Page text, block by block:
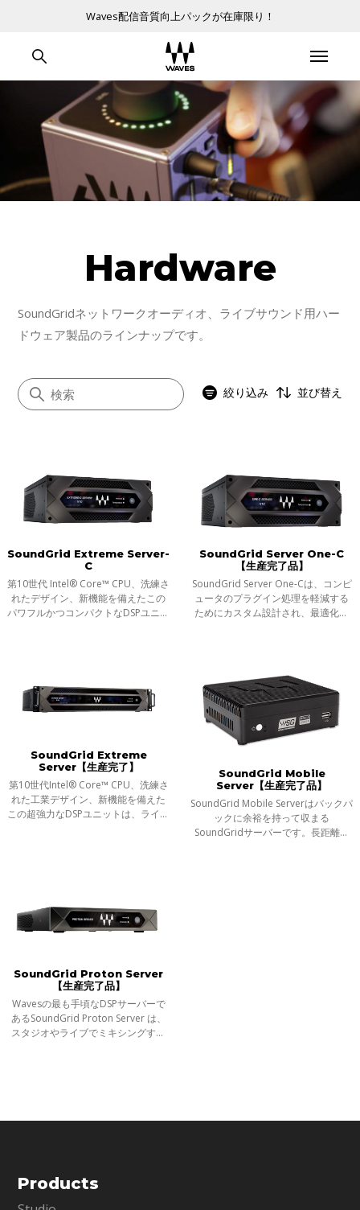
Waves配信音質向上パックが在庫限り！
Hardware
SoundGridネットワークオーディオ、ライブサウンド用ハー
ドウェア製品のラインナップです。
すべて
プラグインサーバー
コンピュータ
ステージボックス
コンソールI/Oカード
絞り込み 並び替え
SoundGrid Extreme Server-
C
第10世代 Intel® Core™ CPU、洗練さ
れたデザイン、新機能を備えたこの
パワフルかつコンパクトなDSPユニッ
SoundGrid Server One-C
【生産完了品】
SoundGrid Server One-Cは、コンピ
ュータのプラグイン処理を軽減する
ためにカスタム設計され、最適化さ
SoundGrid Extreme
Server【生産完了】
第10世代Intel® Core™ CPU、洗練さ
れた工業デザイン、新機能を備えた
この超強力なDSPユニットは、ライブ
SoundGrid Mobile
Server【生産完了品】
SoundGrid Mobile Serverはバックパ
ックに余裕を持って収まる
SoundGridサーバーです。長距離の
SoundGrid Proton Server
【生産完了品】
Wavesの最も手頃なDSPサーバーで
あるSoundGrid Proton Server は、
スタジオやライブでミキシングする
Products